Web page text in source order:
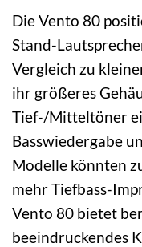
Die Vento 80
Stand-
Vergleich zu
ihr größeres
Tief-/Mitteltöner
Basswiedergabe
Modelle könnten
mehr Tiefbass-
Vento 80 bietet
beeindruckendes